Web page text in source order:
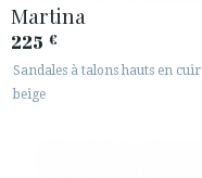
Martina
225 €
Sandales à talons hauts en cuir
beige